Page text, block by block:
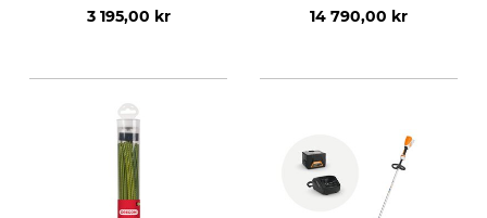
3 195,00 kr
14 790,00 kr